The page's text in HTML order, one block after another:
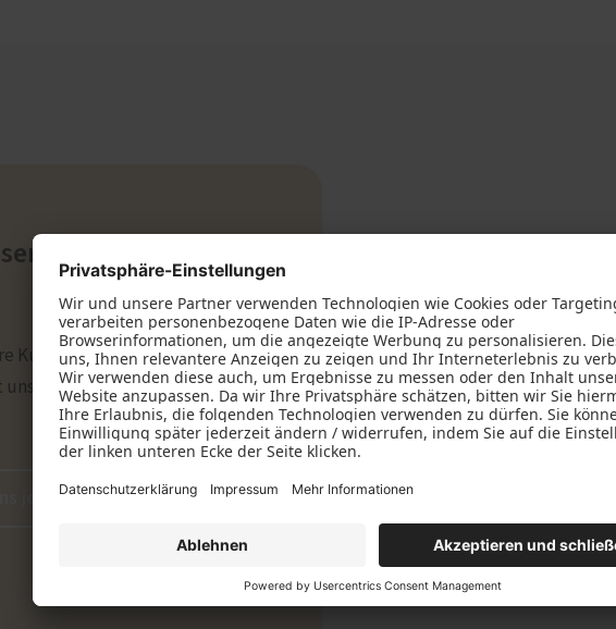
Kunden über
unserer
jetzt auf Google!
Herr Reul und sein Team haben uns tolle
hochwertige Einbauschränke eingebaut. Der
Auftrag wurde verlässlich, professionell und
sauber ausgeführt. Hervorragende Arbeit! Wir
schätzen die Professionalität und
Freundlichkeit sehr. Jederzeit wieder!